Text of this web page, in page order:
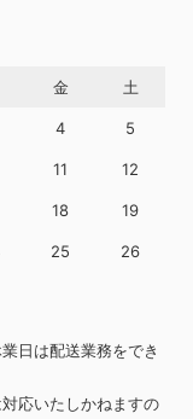
金 土
4 5
11 12
18 19
25 26
日は配送業務をでき
応いたしかねますの